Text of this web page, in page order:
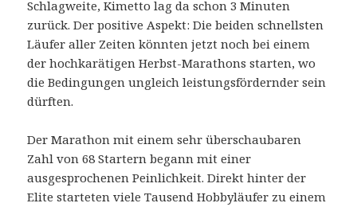
Schlagweite, Kimetto lag da schon 3 Minuten
zurück. Der positive Aspekt: Die beiden schnellsten
Läufer aller Zeiten könnten jetzt noch bei einem
der hochkarätigen Herbst-Marathons starten, wo
die Bedingungen ungleich leistungsfördernder sein
dürften.
Der Marathon mit einem sehr überschaubaren
Zahl von 68 Startern begann mit einer
ausgesprochenen Peinlichkeit. Direkt hinter der
Elite starteten viele Tausend Hobbyläufer zu einem